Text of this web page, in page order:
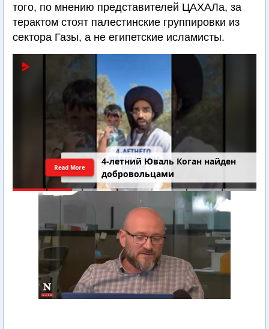
того, по мнению представителей ЦАХАЛа, за
терактом стоят палестинские группировки из
сектора Газы, а не египетские исламисты.
4-летний Юваль Коган найден
добровольцами
Read More